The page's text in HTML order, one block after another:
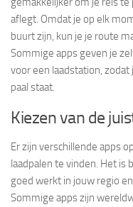
aflegt. Omdat je op elk
buurt zijn, kun je je route
Sommige apps geven je
voor een laadstation,
paal staat.
Kiezen van de
Er zijn verschillende apps
laadpalen te vinden. Het is
goed werkt in jouw regio
Sommige apps zijn